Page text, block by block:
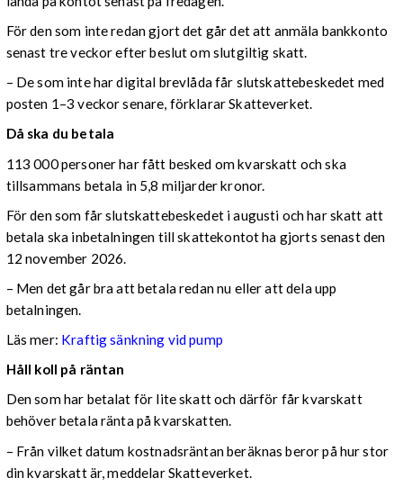
För den som inte redan gjort det går det att anmäla bankkonto
senast tre veckor efter beslut om slutgiltig skatt.
– De som inte har digital brevlåda får slutskattebeskedet med
posten 1–3 veckor senare, förklarar Skatteverket.
Då ska du betala
113 000 personer har fått besked om kvarskatt och ska
tillsammans betala in 5,8 miljarder kronor.
För den som får slutskattebeskedet i augusti och har skatt att
betala ska inbetalningen till skattekontot ha gjorts senast den
12 november 2026.
– Men det går bra att betala redan nu eller att dela upp
betalningen.
Läs mer: Kraftig sänkning vid pump
Håll koll på räntan
Den som har betalat för lite skatt och därför får kvarskatt
behöver betala ränta på kvarskatten.
– Från vilket datum kostnadsräntan beräknas beror på hur stor
din kvarskatt är, meddelar Skatteverket.